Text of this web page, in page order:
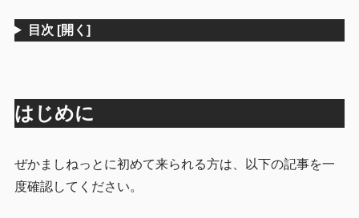
目次 [開く]
はじめに
ぜかましねっとに初めて来られる方は、以下の記事を一
度確認してください。